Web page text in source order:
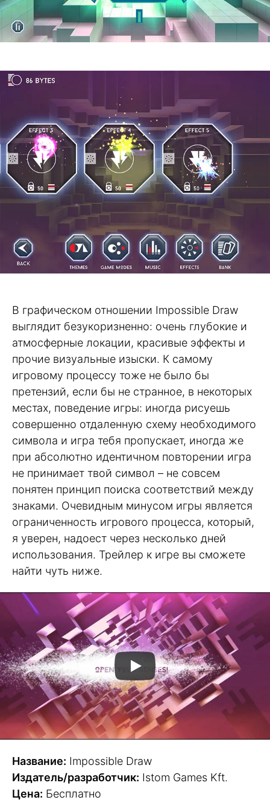
В графическом отношении Impossible Draw
выглядит безукоризненно: очень глубокие и
атмосферные локации, красивые эффекты и
прочие визуальные изыски. К самому
игровому процессу тоже не было бы
претензий, если бы не странное, в некоторых
местах, поведение игры: иногда рисуешь
совершенно отдаленную схему необходимого
символа и игра тебя пропускает, иногда же
при абсолютно идентичном повторении игра
не принимает твой символ – не совсем
понятен принцип поиска соответствий между
знаками. Очевидным минусом игры является
ограниченность игрового процесса, который,
я уверен, надоест через несколько дней
использования. Трейлер к игре вы сможете
найти чуть ниже.
Название: Impossible Draw
Издатель/разработчик: Istom Games Kft.
Цена: Бесплатно